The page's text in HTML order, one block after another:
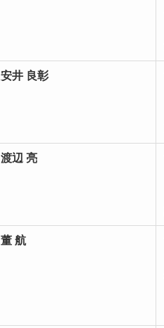
安井 良彰
渡辺 亮
董 航